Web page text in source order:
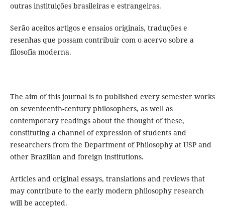
outras instituições brasileiras e estrangeiras.
Serão aceitos artigos e ensaios originais, traduções e
resenhas que possam contribuir com o acervo sobre a
filosofia moderna.
The aim of this journal is to published every semester works
on seventeenth-century philosophers, as well as
contemporary readings about the thought of these,
constituting a channel of expression of students and
researchers from the Department of Philosophy at USP and
other Brazilian and foreign institutions.
Articles and original essays, translations and reviews that
may contribute to the early modern philosophy research
will be accepted.